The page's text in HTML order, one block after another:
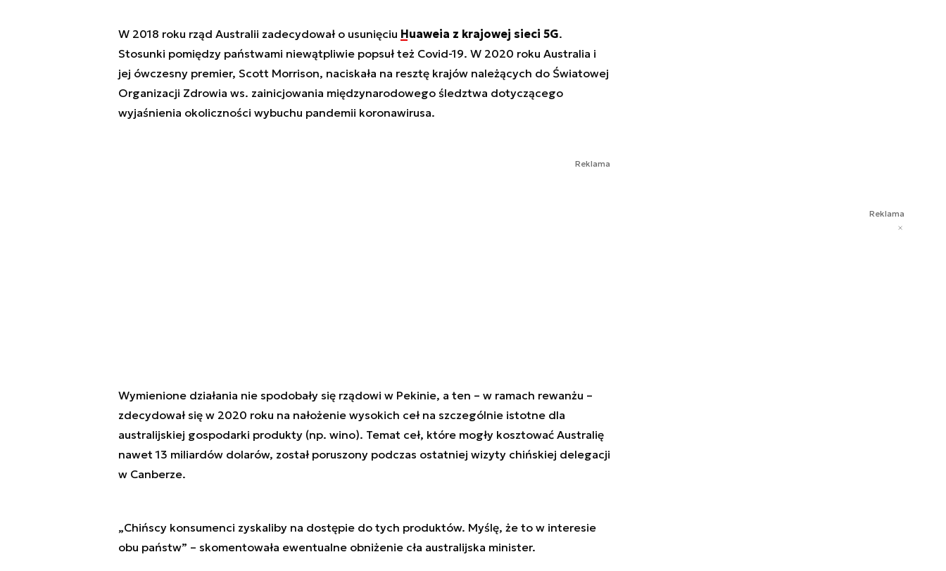
W 2018 roku rząd Australii zadecydował o usunięciu Huaweia z krajowej sieci 5G.
Stosunki pomiędzy państwami niewątpliwie popsuł też Covid-19. W 2020 roku Australia i
jej ówczesny premier, Scott Morrison, naciskała na resztę krajów należących do Światowej
Organizacji Zdrowia ws. zainicjowania międzynarodowego śledztwa dotyczącego
wyjaśnienia okoliczności wybuchu pandemii koronawirusa.
Reklama
Wymienione działania nie spodobały się rządowi w Pekinie, a ten – w ramach rewanżu –
zdecydował się w 2020 roku na nałożenie wysokich ceł na szczególnie istotne dla
australijskiej gospodarki produkty (np. wino). Temat ceł, które mogły kosztować Australię
nawet 13 miliardów dolarów, został poruszony podczas ostatniej wizyty chińskiej delegacji
w Canberze.
„Chińscy konsumenci zyskaliby na dostępie do tych produktów. Myślę, że to w interesie
obu państw” – skomentowała ewentualne obniżenie cła australijska minister.
Reklama